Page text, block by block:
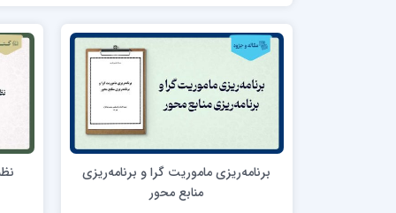
مدرسه علمیه صاحب الزمان عج مرند
مدرسه علمیه امام خمینی (ره)
مدرسه امام حسن عسگری ع
مدرسه علمیه دارالحکمة
مدرسه علمیه دارالسلام
برنامه‌ریزی ماموریت گرا و برنامه‌ریزی
منابع محور